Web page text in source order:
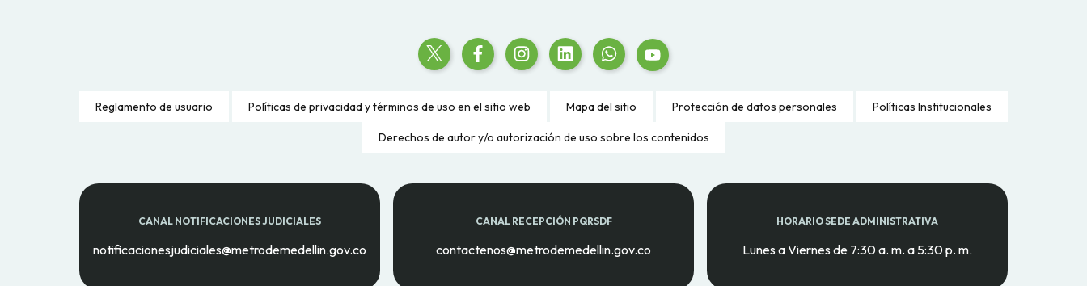
Reglamento de usuario Políticas de privacidad y términos de uso en el sitio web Mapa del sitio Protección de datos personales Políticas Institucionales
Derechos de autor y/o autorización de uso sobre los contenidos
CANAL NOTIFICACIONES JUDICIALES
notificacionesjudiciales@metrodemedellin.gov.co
CANAL RECEPCIÓN PQRSDF
contactenos@metrodemedellin.gov.co
HORARIO SEDE ADMINISTRATIVA
Lunes a Viernes de 7:30 a. m. a 5:30 p. m.